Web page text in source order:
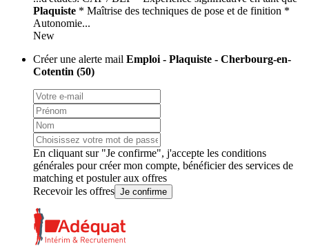
Plaquiste * Maîtrise des techniques de pose et de finition *
Autonomie...
New
Créer une alerte mail Emploi - Plaquiste - Cherbourg-en-
Cotentin (50)
En cliquant sur "Je confirme", j'accepte les conditions
générales pour créer mon compte, bénéficier des services de
matching et postuler aux offres
Recevoir les offres Je confirme